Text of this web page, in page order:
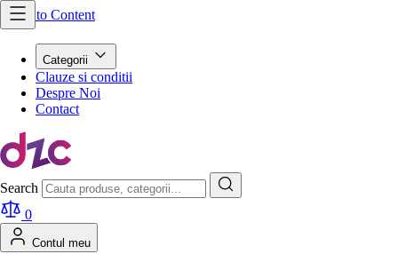
Skip to Content
Categorii
Clauze si conditii
Despre Noi
Contact
Search
0
Contul meu